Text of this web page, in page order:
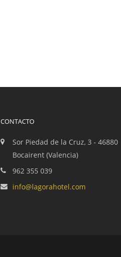
CONTACTO
Sor Piedad de la Cruz, 3 - 46880
Bocairent (Valencia)
962 355 039
info@lagorahotel.com